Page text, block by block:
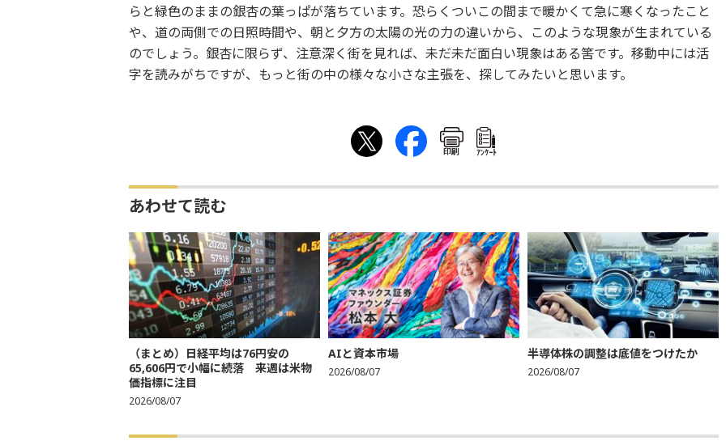
らと緑色のままの銀杏の葉っぱが落ちています。恐らくついこの間まで暖かくて急に寒くなったこと
や、道の両側での日照時間や、朝と夕方の太陽の光の力の違いから、このような現象が生まれている
のでしょう。銀杏に限らず、注意深く街を見れば、未だ未だ面白い現象はある筈です。移動中には活
字を読みがちですが、もっと街の中の様々な小さな主張を、探してみたいと思います。
印刷 ｱﾝｹｰﾄ
あわせて読む
（まとめ）日経平均は76円安の
65,606円で小幅に続落 来週は米物
価指標に注目
2026/08/07
AIと資本市場
2026/08/07
半導体株の調整は底値をつけたか
2026/08/07